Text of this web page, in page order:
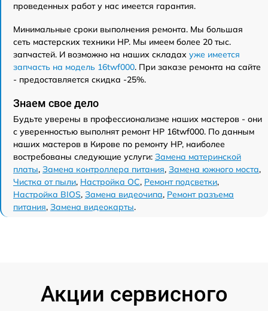
проведенных работ у нас имеется гарантия.
Минимальные сроки выполнения ремонта. Мы большая
сеть мастерских техники HP. Мы имеем более 20 тыс.
запчастей. И возможно на наших складах уже имеется
запчасть на модель 16twf000. При заказе ремонта на сайте
- предоставляется скидка -25%.
Знаем свое дело
Будьте уверены в профессионализме наших мастеров - они
с уверенностью выполнят ремонт HP 16twf000. По данным
наших мастеров в Кирове по ремонту HP, наиболее
востребованы следующие услуги: Замена материнской
платы, Замена контроллера питания, Замена южного моста,
Чистка от пыли, Настройка ОС, Ремонт подсветки,
Настройка BIOS, Замена видеочипа, Ремонт разъема
питания, Замена видеокарты.
Акции сервисного